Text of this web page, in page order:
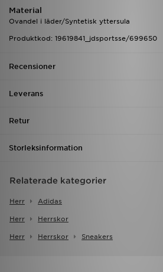
Material
Ovandel i läder/Syntetisk yttersula
Produktkod: 19619841_jdsportsse/699650
Recensioner
Leverans
Retur
Storleksinformation
Relaterade kategorier
Herr Adidas
Herr Herrskor
Herr Herrskor Sneakers